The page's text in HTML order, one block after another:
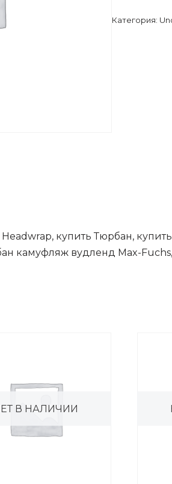
Категория:
купить Тюрбан,
камуфляж вудленд Max-
В НАЛИЧИИ